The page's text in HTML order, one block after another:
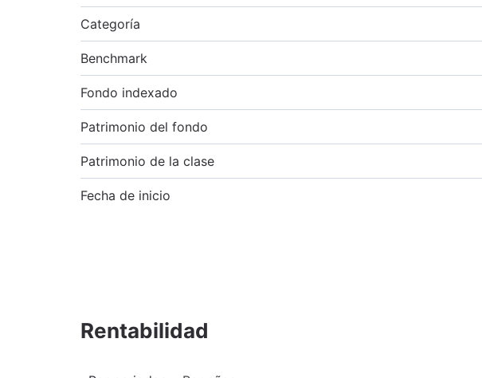
Categoría
Benchmark
Fondo indexado
Patrimonio del fondo
Patrimonio de la clase
Fecha de inicio
Rentabilidad